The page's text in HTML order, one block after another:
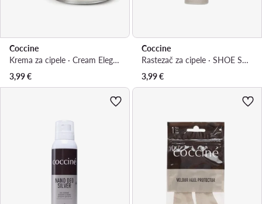
Coccine
Krema za cipele · Cream Elegance 55/26/50/02/Z/V7
3,99€
Coccine
Rastezač za cipele · SHOE STRETCHER FOAM 75 ml v.AZ
3,99€